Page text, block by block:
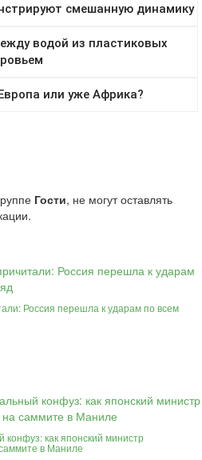
Гости, не могут оставлять
Россия перешла к ударам по всем
как японский министр
в Маниле